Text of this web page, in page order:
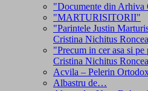
"Documente din Arhiva
"MARTURISITORII"
"Parintele Justin
Cristina Nichitus Roncea
"Precum in cer asa si
Cristina Nichitus Roncea
Acvila – Pelerin
Albastru de…